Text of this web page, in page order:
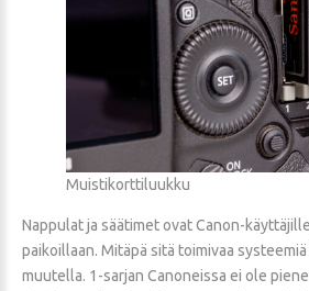
Muistikorttiluukku
Nappulat ja säätimet ovat Canon-
paikoillaan. Mitäpä sitä toimivaa
muutella. 1-sarjan Canoneissa ei ole